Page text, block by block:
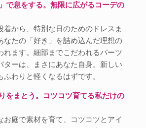
で息をする。無限に広がるコーデの
着から、特別な日のためのドレスま
なたの「好き」を詰め込んだ理想の
れます。細部までこだわれるパーツ
ターは、まさにあなた自身。新しい
ふわりと軽くなるはずです。
をまとう。コツコツ育てる私だけの
お庭で素材を育て、コツコツとアイ